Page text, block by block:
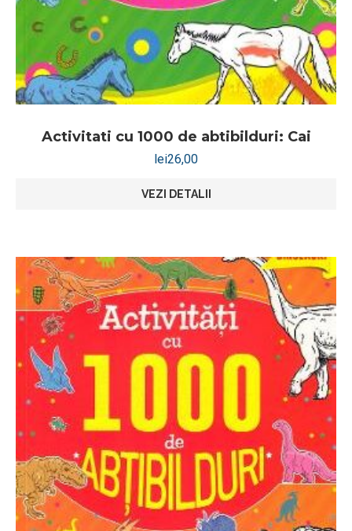
Activitati cu 1000 de abtibilduri: Cai
lei26,00
VEZI DETALII